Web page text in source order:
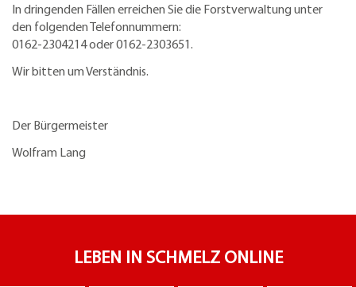
In dringenden Fällen erreichen Sie die Forstverwaltung unter
den folgenden Telefonnummern:
0162-2304214 oder 0162-2303651.
Wir bitten um Verständnis.
Der Bürgermeister
Wolfram Lang
LEBEN IN SCHMELZ ONLINE